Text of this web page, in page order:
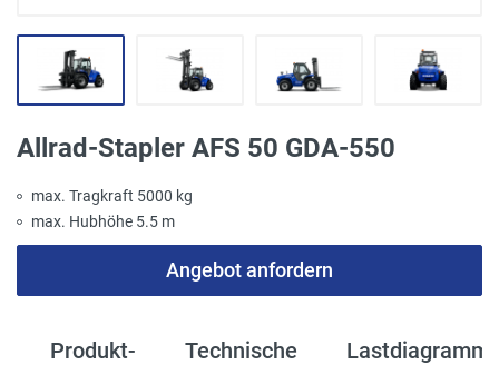
Allrad-Stapler AFS 50 GDA-550
max. Tragkraft 5000 kg
max. Hubhöhe 5.5 m
Angebot anfordern
Produkt-
Technische